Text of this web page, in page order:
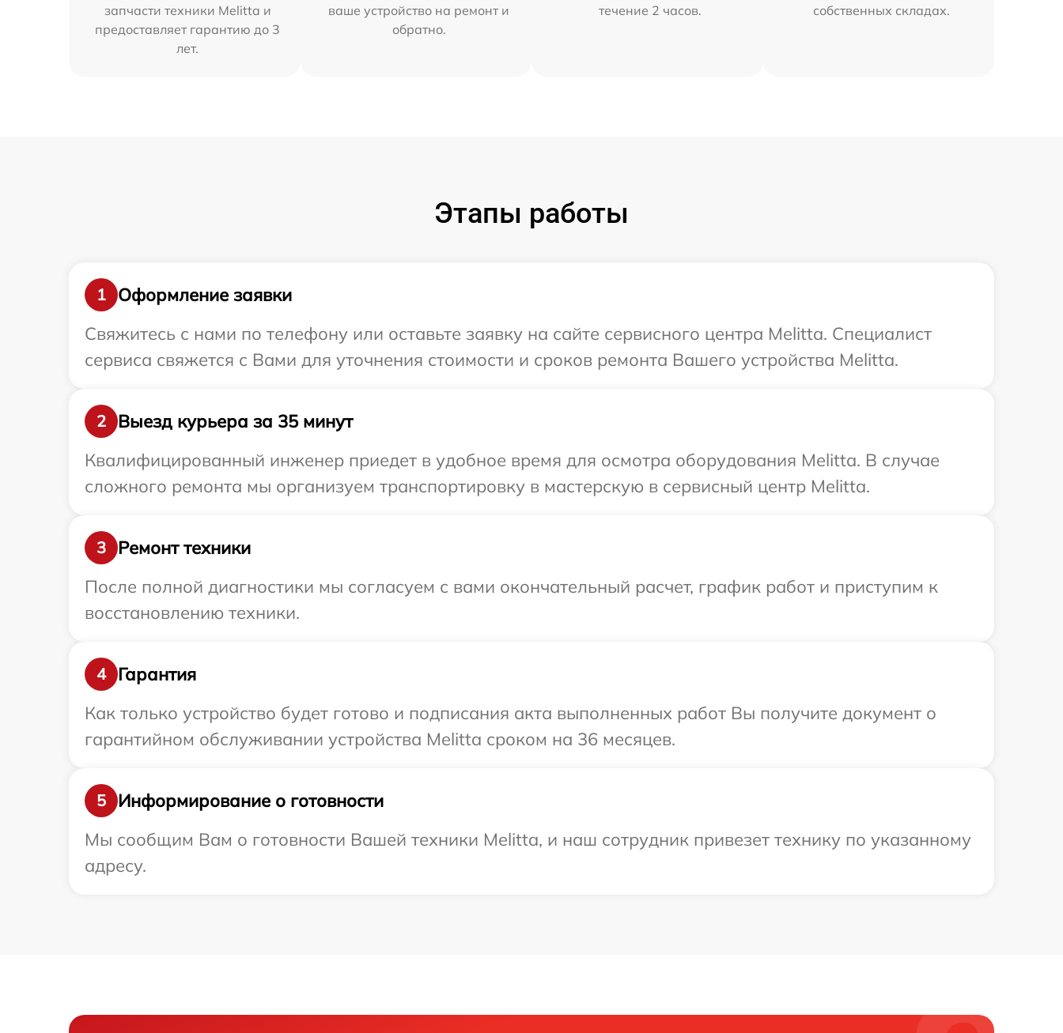
запчасти техники Melitta и
предоставляет гарантию до 3
лет.
ваше устройство на ремонт и
обратно.
течение 2 часов.
собственных складах.
Этапы работы
1
Оформление заявки
Свяжитесь с нами по телефону или оставьте заявку на сайте сервисного центра Melitta. Специалист
сервиса свяжется с Вами для уточнения стоимости и сроков ремонта Вашего устройства Melitta.
2
Выезд курьера за 35 минут
Квалифицированный инженер приедет в удобное время для осмотра оборудования Melitta. В случае
сложного ремонта мы организуем транспортировку в мастерскую в сервисный центр Melitta.
3
Ремонт техники
После полной диагностики мы согласуем с вами окончательный расчет, график работ и приступим к
восстановлению техники.
4
Гарантия
Как только устройство будет готово и подписания акта выполненных работ Вы получите документ о
гарантийном обслуживании устройства Melitta сроком на 36 месяцев.
5
Информирование о готовности
Мы сообщим Вам о готовности Вашей техники Melitta, и наш сотрудник привезет технику по указанному
адресу.